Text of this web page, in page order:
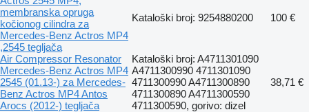
membranska opruga
kočionog cilindra za
Mercedes-Benz Actros MP4
,2545 tegljača
Kataloški broj: 9254880200 100 €
Air Compressor Resonator
Mercedes-Benz Actros MP4
2545 (01.13-) za Mercedes-
Benz Actros MP4 Antos
Arocs (2012-) tegljača
Kataloški broj: A4711301090
A4711300990 4711301090
4711300990 A4711300890
4711300890 A4711300590
4711300590, gorivo: dizel
38,71 €